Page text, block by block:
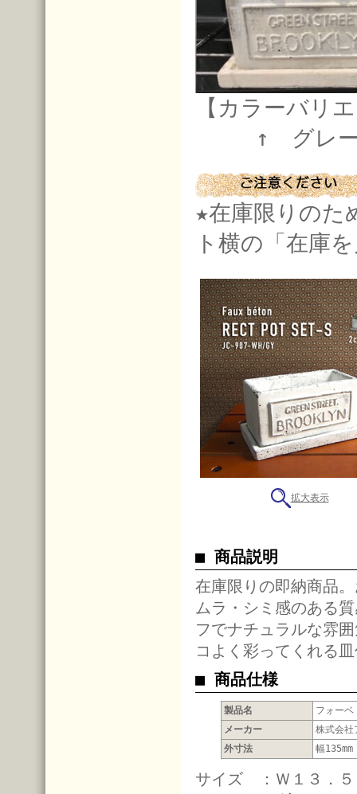
【カラーバリ
↑ グ
★在庫限りのた
ト横の「在庫
拡大表示
■ 商品説明
在庫限りの即納商品
ムラ・シミ感のある
フでナチュラルな雰
コよく彩ってくれる
■ 商品仕様
製品名
フォーベ
メーカー
株式会社
外寸法
幅
サイズ ：Ｗ１３．５